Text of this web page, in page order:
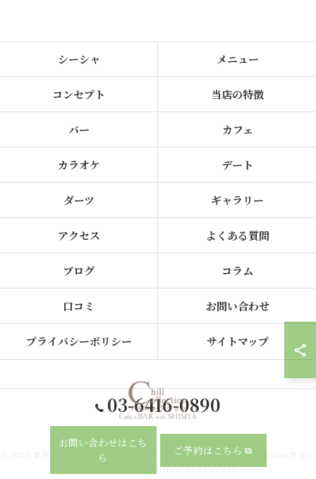
03-6416-0890
お問い合わせはこち
ら
ご予約はこちら
シーシャ メニュー
コンセプト 当店の特徴
バー カフェ
カラオケ デート
ダーツ ギャラリー
アクセス よくある質問
ブログ コラム
口コミ お問い合わせ
プライバシーポリシー サイトマップ
© 2026 東京都、渋谷のシーシャならカフェ&シーシャバー Chill collection渋谷セ
ンター街店 ALL RIGHTS RESERVED.